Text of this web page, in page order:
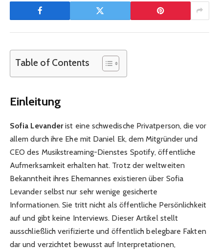
Table of Contents
Einleitung
Sofia Levanderist eine schwedische Privatperson, die vor
allem durch ihre Ehe mit Daniel Ek, dem Mitgründer und
CEO des Musikstreaming-Dienstes Spotify, öffentliche
Aufmerksamkeit erhalten hat. Trotz der weltweiten
Bekanntheit ihres Ehemannes existieren über Sofia
Levander selbst nur sehr wenige gesicherte
Informationen. Sie tritt nicht als öffentliche Persönlichkeit
auf und gibt keine Interviews. Dieser Artikel stellt
ausschließlich verifizierte und öffentlich belegbare Fakten
dar und verzichtet bewusst auf Interpretationen,